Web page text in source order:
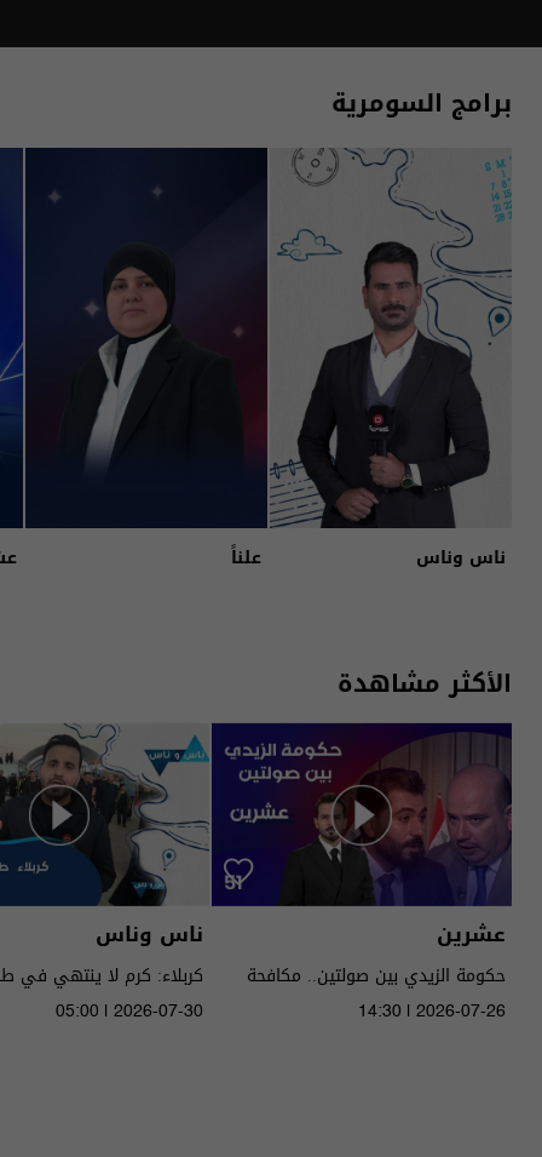
برامج السومرية
ناس وناس علناً
الأكثر مشاهدة
عشرين
حكومة الزيدي بين صولتين.. مكافحة
14:30 | 2026-07-26
ناس وناس
كربلاء: كرم لا ينتهي في
05:00 | 2026-07-30